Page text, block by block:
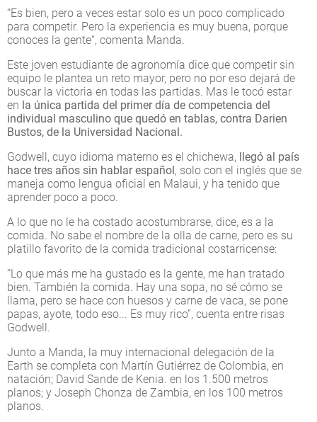
“Es bien, pero a veces estar solo es un poco complicado
para competir. Pero la experiencia es muy buena, porque
conoces la gente“, comenta Manda.
Este joven estudiante de agronomía dice que competir sin
equipo le plantea un reto mayor, pero no por eso dejará de
buscar la victoria en todas las partidas. Mas le tocó estar
en la única partida del primer día de competencia del
individual masculino que quedó en tablas, contra Darien
Bustos, de la Universidad Nacional.
Godwell, cuyo idioma materno es el chichewa, llegó al país
hace tres años sin hablar español, solo con el inglés que se
maneja como lengua oficial en Malaui, y ha tenido que
aprender poco a poco.
A lo que no le ha costado acostumbrarse, dice, es a la
comida. No sabe el nombre de la olla de carne, pero es su
platillo favorito de la comida tradicional costarricense:
“Lo que más me ha gustado es la gente, me han tratado
bien. También la comida. Hay una sopa, no sé cómo se
llama, pero se hace con huesos y carne de vaca, se pone
papas, ayote, todo eso... Es muy rico”, cuenta entre risas
Godwell.
Junto a Manda, la muy internacional delegación de la
Earth se completa con Martín Gutiérrez de Colombia, en
natación; David Sande de Kenia. en los 1.500 metros
planos; y Joseph Chonza de Zambia, en los 100 metros
planos.